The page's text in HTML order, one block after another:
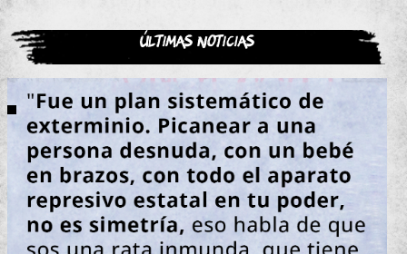
Últimas noticias